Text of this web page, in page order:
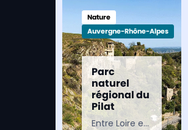
Nature
Auvergne-Rhône-Alpes
Parc
naturel
régional du
Pilat
Entre Loire et Rhône, le Parc naturel régional du Pilat offre une grande diversité de paysages, de sentiers de randonnée et de patrimoines naturels à découvrir.